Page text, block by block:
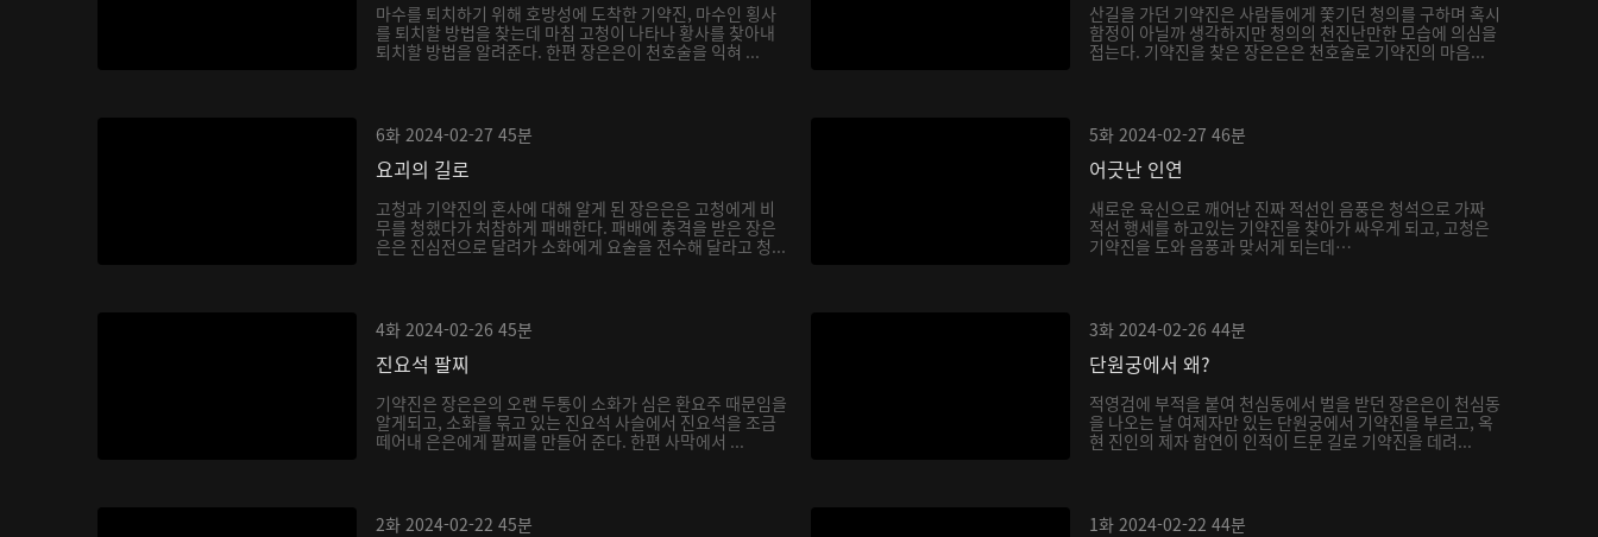
마수를 퇴치하기 위해 호방성에 도착한 기약진, 마수인 횡사
를 퇴치할 방법을 찾는데 마침 고청이 나타나 황사를 찾아내
퇴치할 방법을 알려준다. 한편 장은은이 천호술을 익혀 ...
산길을 가던 기약진은 사람들에게 쫓기던 청의를 구하며 혹시
함정이 아닐까 생각하지만 청의의 천진난만한 모습에 의심을
접는다. 기약진을 찾은 장은은은 천호술로 기약진의 마음...
6화 2024-02-27 45분
요괴의 길로
고청과 기약진의 혼사에 대해 알게 된 장은은은 고청에게 비
무를 청했다가 처참하게 패배한다. 패배에 충격을 받은 장은
은은 진심전으로 달려가 소화에게 요술을 전수해 달라고 청...
5화 2024-02-27 46분
어긋난 인연
새로운 육신으로 깨어난 진짜 적선인 음풍은 청석으로 가짜
적선 행세를 하고있는 기약진을 찾아가 싸우게 되고, 고청은
기약진을 도와 음풍과 맞서게 되는데…
4화 2024-02-26 45분
진요석 팔찌
기약진은 장은은의 오랜 두통이 소화가 심은 환요주 때문임을
알게되고, 소화를 묶고 있는 진요석 사슬에서 진요석을 조금
떼어내 은은에게 팔찌를 만들어 준다. 한편 사막에서 ...
3화 2024-02-26 44분
단원궁에서 왜?
적영검에 부적을 붙여 천심동에서 벌을 받던 장은은이 천심동
을 나오는 날 여제자만 있는 단원궁에서 기약진을 부르고, 옥
현 진인의 제자 함연이 인적이 드문 길로 기약진을 데려...
2화 2024-02-22 45분 1화 2024-02-22 44분